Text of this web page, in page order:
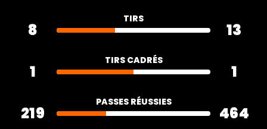
TIRS
8 13
TIRS CADRÉS
1 1
PASSES RÉUSSIES
219 464